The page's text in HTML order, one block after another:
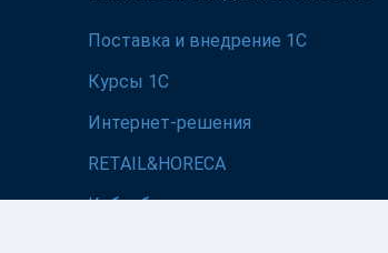
Поставка и внедрение 1С
Курсы 1С
Интернет-решения
RETAIL&HORECA
Кибербезопасность